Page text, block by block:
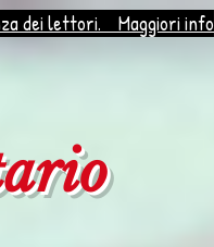
dei lettori. Maggiori info